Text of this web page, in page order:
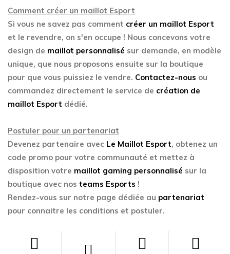
Comment créer un maillot Esport
Si vous ne savez pas comment créer un maillot Esport
et le revendre, on s'en occupe ! Nous concevons votre
design de maillot personnalisé sur demande, en modèle
unique, que nous proposons ensuite sur la boutique
pour que vous puissiez le vendre. Contactez-nous ou
commandez directement le service de création de
maillot Esport dédié.
Postuler pour un partenariat
Devenez partenaire avec Le Maillot Esport, obtenez un
code promo pour votre communauté et mettez à
disposition votre maillot gaming personnalisé sur la
boutique avec nos teams Esports !
Rendez-vous sur notre page dédiée au partenariat
pour connaitre les conditions et postuler.